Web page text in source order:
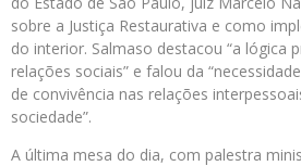
sobre a Justiça Restaurativa e como
do interior. Salmaso destacou “a lógica
relações sociais” e falou da
de convivência nas relações
sociedade”.
A última mesa do dia, com palestra